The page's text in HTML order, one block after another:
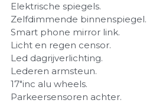
Elektrische spiegels.
Zelfdimmende binnenspiegel.
Smart phone mirror link.
Licht en regen censor.
Led dagrijverlichting.
Lederen armsteun.
17"inc alu wheels.
Parkeersensoren achter.